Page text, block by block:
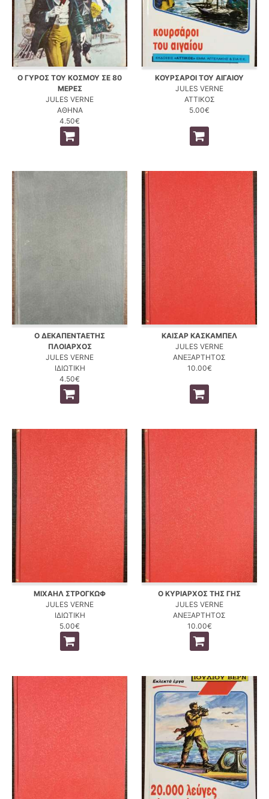
Ο ΓΥΡΟΣ ΤΟΥ ΚΟΣΜΟΥ ΣΕ 80
ΜΕΡΕΣ
JULES VERNE
ΑΘΗΝΑ
4.50€
ΚΟΥΡΣΑΡΟΙ ΤΟΥ ΑΙΓΑΙΟΥ
JULES VERNE
ΑΤΤΙΚΟΣ
5.00€
Ο ΔΕΚΑΠΕΝΤΑΕΤΗΣ
ΠΛΟΙΑΡΧΟΣ
JULES VERNE
ΙΔΙΩΤΙΚΗ
4.50€
ΚΑΙΣΑΡ ΚΑΣΚΑΜΠΕΛ
JULES VERNE
ΑΝΕΞΑΡΤΗΤΟΣ
10.00€
ΜΙΧΑΗΛ ΣΤΡΟΓΚΩΦ
JULES VERNE
ΙΔΙΩΤΙΚΗ
5.00€
Ο ΚΥΡΙΑΡΧΟΣ ΤΗΣ ΓΗΣ
JULES VERNE
ΑΝΕΞΑΡΤΗΤΟΣ
10.00€